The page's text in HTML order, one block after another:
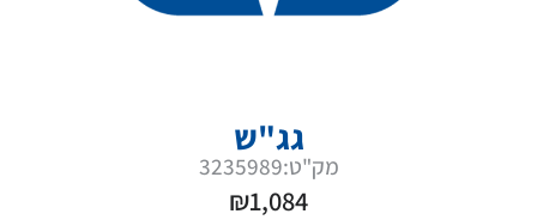
גג"ש
מק"ט:3235989
₪1,084